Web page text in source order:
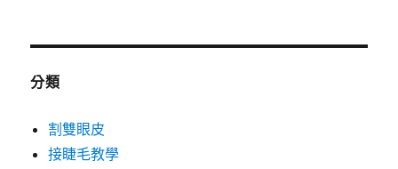
分類
割雙眼皮
接睫毛教學